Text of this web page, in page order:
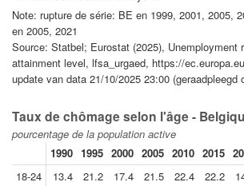
Note: rupture de série: BE en 1999, 2001, 2005,
en 2005, 2021
Source: Statbel; Eurostat (2025), Unemployment
attainment level, lfsa_urgaed, https://
update van data 21/10/2025 23:00 (geraadpleegd
Taux de chômage selon l'âge -
pourcentage de la population active
1990 1995 2000 2005 2010 2015
18-24
13.4 21.2 17.4 21.5 22.4 22.2